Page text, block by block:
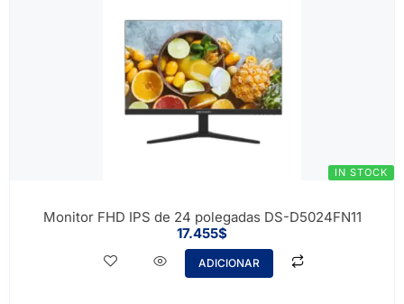
IN STOCK
Monitor FHD IPS de 24 polegadas DS-D5024FN11
17.455$
ADICIONAR